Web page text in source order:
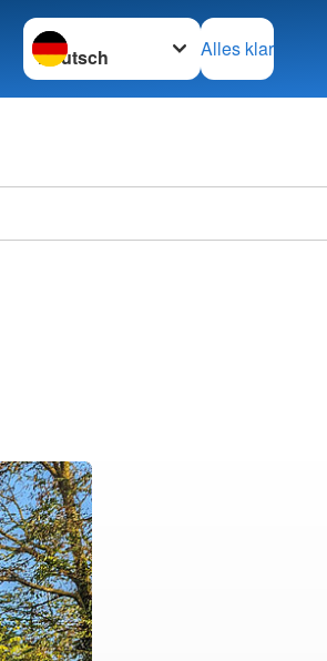
Sprache wechseln zu
Alles klar